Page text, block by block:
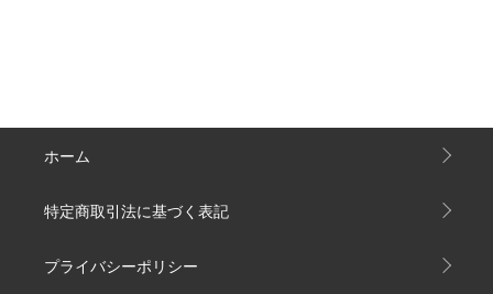
ホーム
特定商取引法に基づく表記
プライバシーポリシー